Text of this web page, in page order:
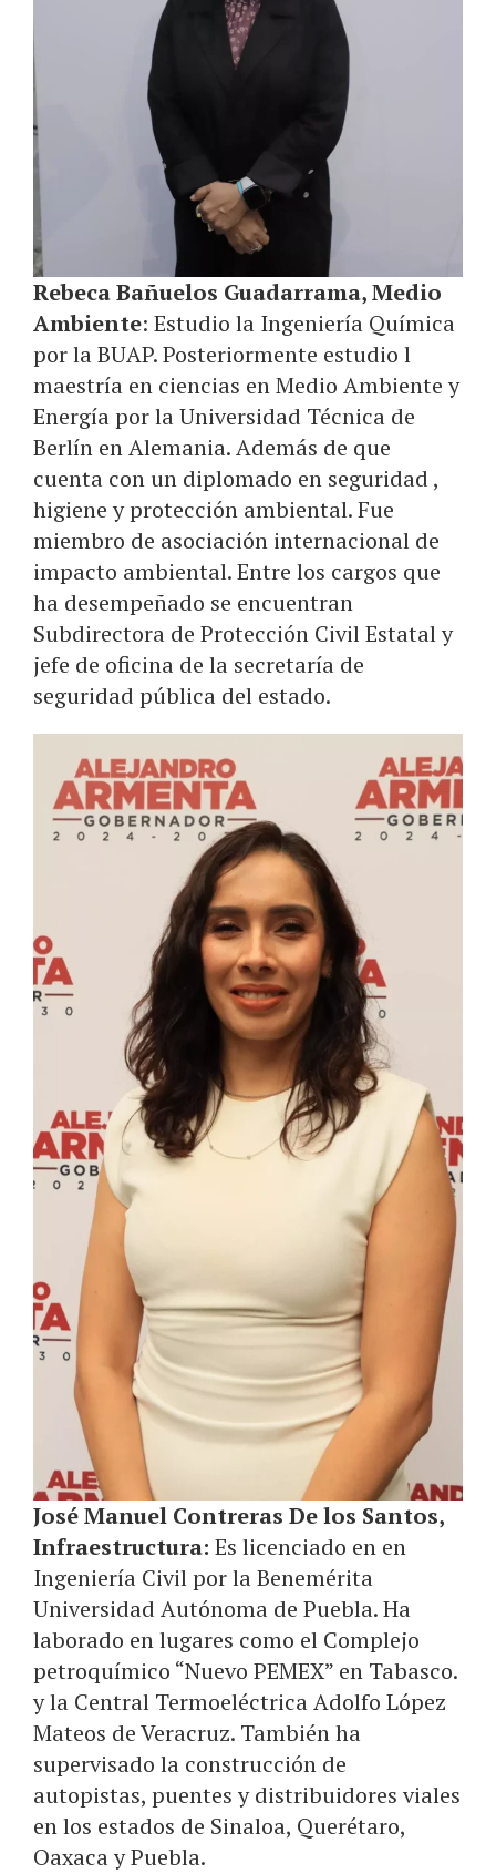
Rebeca Bañuelos Guadarrama, Medio
Ambiente: Estudio la Ingeniería Química
por la BUAP. Posteriormente estudio l
maestría en ciencias en Medio Ambiente y
Energía por la Universidad Técnica de
Berlín en Alemania. Además de que
cuenta con un diplomado en seguridad ,
higiene y protección ambiental. Fue
miembro de asociación internacional de
impacto ambiental. Entre los cargos que
ha desempeñado se encuentran
Subdirectora de Protección Civil Estatal y
jefe de oficina de la secretaría de
seguridad pública del estado.
José Manuel Contreras De los Santos,
Infraestructura: Es licenciado en en
Ingeniería Civil por la Benemérita
Universidad Autónoma de Puebla. Ha
laborado en lugares como el Complejo
petroquímico “Nuevo PEMEX” en Tabasco.
y la Central Termoeléctrica Adolfo López
Mateos de Veracruz. También ha
supervisado la construcción de
autopistas, puentes y distribuidores viales
en los estados de Sinaloa, Querétaro,
Oaxaca y Puebla.